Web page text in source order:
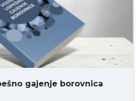
KOMENTAR
gajenje borovnica